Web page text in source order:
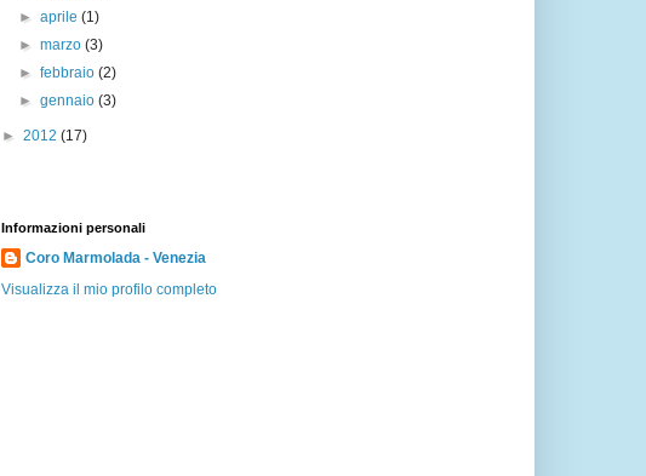
►aprile(1)
►marzo(3)
►febbraio(2)
►gennaio(3)
► 2012 (17)
Informazioni personali
Coro Marmolada - Venezia
Visualizza il mio profilo completo